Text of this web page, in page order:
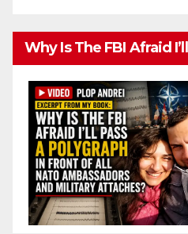
Why Is The FBI Afraid